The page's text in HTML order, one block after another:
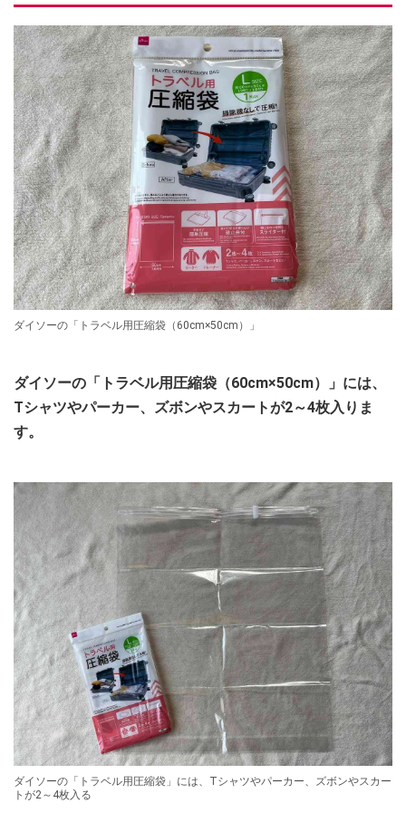
ダイソーの「トラベル用圧縮袋（60cm×50cm）」
ダイソーの「トラベル用圧縮袋（60cm×50cm）」には、
Tシャツやパーカー、ズボンやスカートが2～4枚入りま
す。
ダイソーの「トラベル用圧縮袋」には、Tシャツやパーカー、ズボンやスカー
トが2～4枚入る